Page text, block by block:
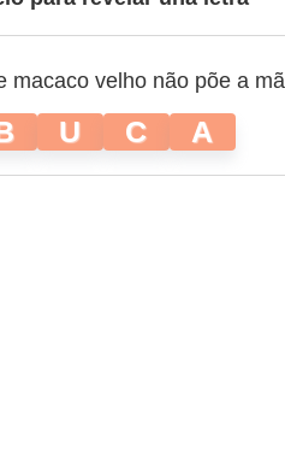
macaco velho não põe a
U C A